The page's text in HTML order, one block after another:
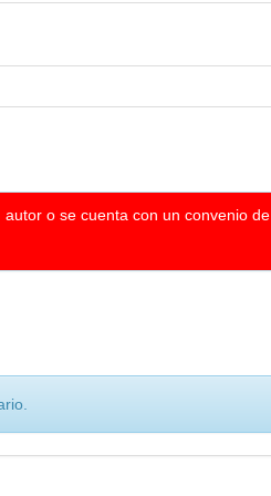
o se cuenta con un convenio de